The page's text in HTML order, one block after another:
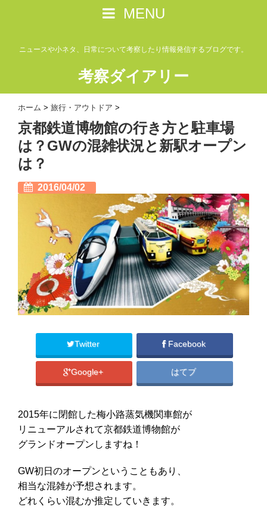
MENU
ニュースや小ネタ、日常について考察したり情報発信するブログです。
考察ダイアリー
ホーム > 旅行・アウトドア >
京都鉄道博物館の行き方と駐車場
は？GWの混雑状況と新駅オープン
は？
2016/04/02
Twitter Facebook
Google+ はてブ
2015年に閉館した梅小路蒸気機関車館が
リニューアルされて京都鉄道博物館が
グランドオープンしますね！
GW初日のオープンということもあり、
相当な混雑が予想されます。
どれくらい混むか推定していきます。